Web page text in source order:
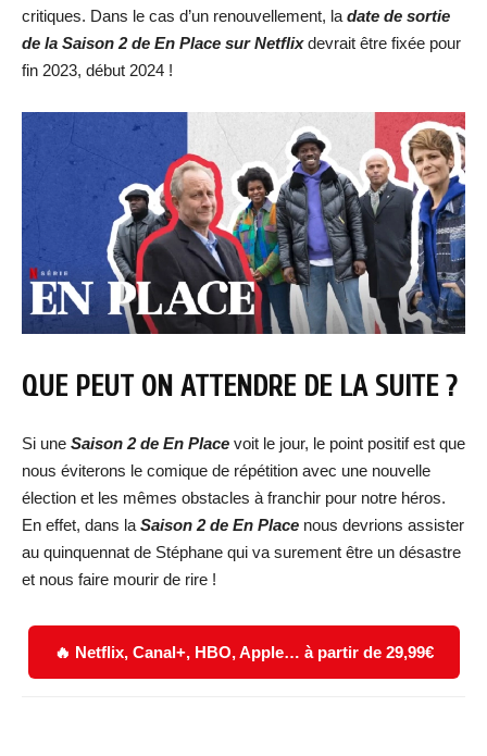
critiques. Dans le cas d’un renouvellement, la date de sortie
de la Saison 2 de En Place sur Netflixdevrait être fixée pour
fin 2023, début 2024 !
QUE PEUT ON ATTENDRE DE LA SUITE ?
Si une Saison 2 de En Place voit le jour, le point positif est que
nous éviterons le comique de répétition avec une nouvelle
élection et les mêmes obstacles à franchir pour notre héros.
En effet, dans laSaison 2 de En Place nous devrions assister
au quinquennat de Stéphane qui va surement être un désastre
et nous faire mourir de rire !
🔥 Netflix, Canal+, HBO, Apple… à partir de 29,99€